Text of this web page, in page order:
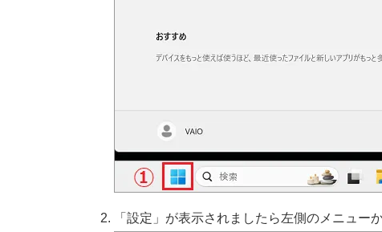
「設定」が表示されましたら左側のメニュー